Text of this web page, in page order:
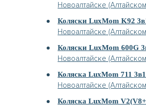
Новоалтайске
Коляски LuxMom K92
Новоалтайске
Коляски LuxMom 600G
Новоалтайске
Коляска LuxMom 711 3в1
Новоалтайске
Коляска LuxMom